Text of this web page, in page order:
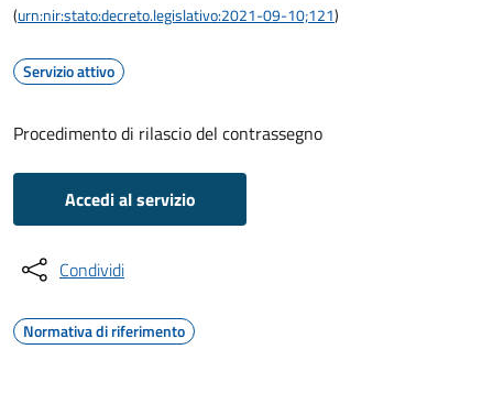
(urn:nir:stato:decreto.legislativo:2021-09-10;121)
Servizio attivo
Procedimento di rilascio del contrassegno
Accedi al servizio
Condividi
Normativa di riferimento